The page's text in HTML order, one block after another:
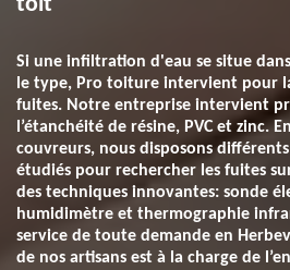
Si une infiltration d'eau se situe
le type, Pro toiture intervient pour
fuites. Notre entreprise intervient
l’étanchéité de résine, PVC et zinc.
couvreurs, nous disposons
étudiés pour rechercher les fuites
des techniques innovantes: sonde
humidimètre et thermographie
service de toute demande en
de nos artisans est à la charge de